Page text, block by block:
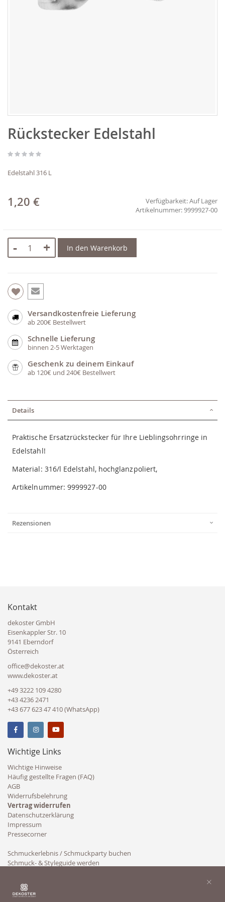
Anfang
der
springen
Rückstecker Edelstahl
Edelstahl 316 L
1,20 € Verfügbarkeit:Auf Lager
9999927-00
- + In den Warenkorb
Versandkostenfreie Lieferung
ab 200€ Bestellwert
Schnelle Lieferung
binnen 2-5 Werktagen
Geschenk zu deinem Einkauf
ab 120€ und 240€ Bestellwert
Details
Praktische Ersatzrückstecker für Ihre Lieblingsohrringe in
Edelstahl!
Material: 316/l Edelstahl, hochglanzpoliert,
Artikelnummer: 9999927-00
Rezensionen
Kontakt
dekoster GmbH
Eisenkappler Str. 10
9141 Eberndorf
Österreich
office@dekoster.at
www.dekoster.at
+49 3222 109 4280
+43 4236 2471
+43 677 623 47 410 (WhatsApp)
Wichtige Links
Wichtige Hinweise
Häufig gestellte Fragen (FAQ)
AGB
Widerrufsbelehrung
Vertrag widerrufen
Datenschutzerklärung
Impressum
Pressecorner
Schmuckerlebnis / Schmuckparty buchen
Schmuck- & Styleguide werden
×